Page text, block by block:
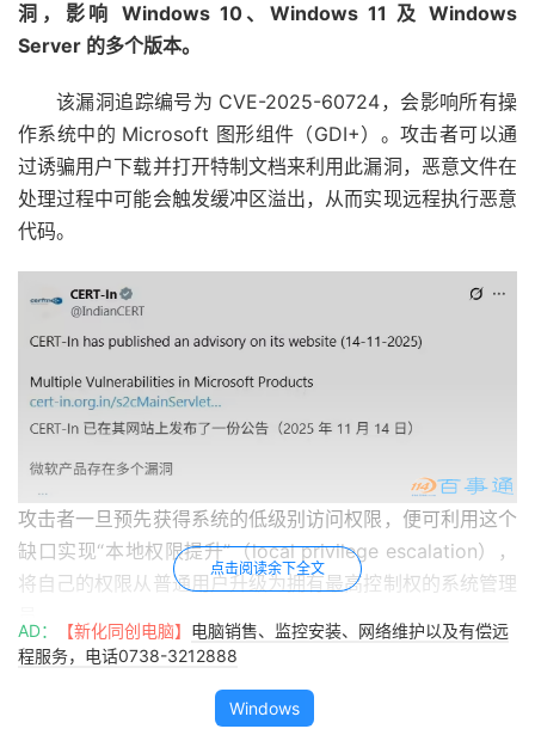
洞，影响 Windows 10、Windows 11 及 Windows
Server 的多个版本。
该漏洞追踪编号为 CVE-2025-60724，会影响所有操
作系统中的 Microsoft 图形组件（GDI+）。攻击者可以通
过诱骗用户下载并打开特制文档来利用此漏洞，恶意文件在
处理过程中可能会触发缓冲区溢出，从而实现远程执行恶意
代码。
攻击者一旦预先获得系统的低级别访问权限，便可利用这个
缺口实现“本地权限提升”（local privilege escalation），
将自己的权限从普通用户升级为拥有最高控制权的系统管理
权限提升的后果十分严重。攻击者获得管理员权限后，
就能够为所欲为，例如任意篡改或窃取系统内的敏感数据、
点击阅读余下全文
AD： 【新化同创电脑】 电脑销售、监控安装、网络维护以及有偿远
程服务，电话0738-3212888
Windows